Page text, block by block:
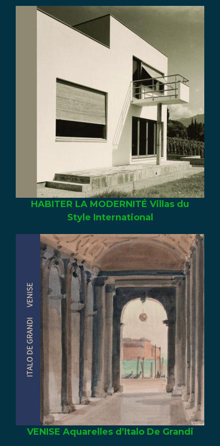
HABITER LA MODERNITÉ Villas du
Style International
VENISE Aquarelles d’Italo De Grandi
Your review
Submit Review
Thanks for your review!
We are processing it and it will appear on the store
soon.